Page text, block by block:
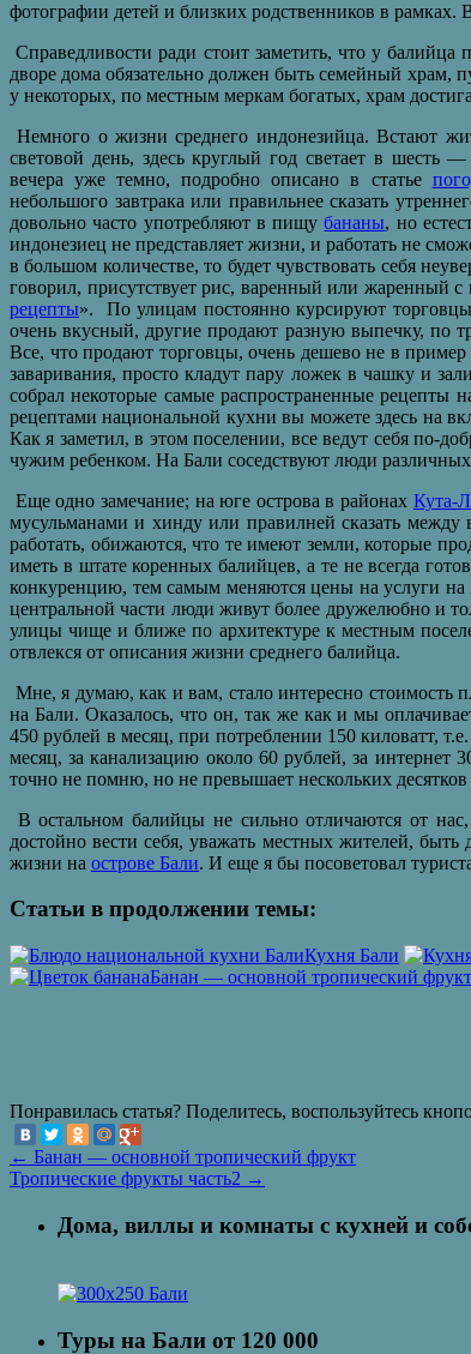
фотографии детей и близких родственников в
Справедливости ради стоит заметить, что у
дворе дома обязательно должен быть семейный храм,
у некоторых, по местным меркам богатых, храм
Немного о жизни среднего индонезийца. Встают
световой день, здесь круглый год светает в шесть
вечера уже темно, подробно описано в статье
небольшого завтрака или правильнее сказать
довольно часто употребляют в пищубананы, но
индонезиец не представляет жизни, и работать не
в большом количестве, то будет чувствовать себя
говорил, присутствует рис, варенный или жаренный
рецепты». По улицам постоянно курсируют торговцы
очень вкусный, другие продают разную выпечку, по
Все, что продают торговцы, очень дешево не в
заваривания, просто кладут пару ложек в чашку и
собрал некоторые самые распространенные рецепты
рецептами национальной кухни вы можете здесь на
Как я заметил, в этом поселении, все ведут себя по-
чужим ребенком. На Бали соседствуют люди
Еще одно замечание; на юге острова в районах Кута-
мусульманами и хинду или правилней сказать
работать, обижаются, что те имеют земли, которые
иметь в штате коренных балийцев, а те не всегда
конкуренцию, тем самым меняются цены на услуги на
центральной части люди живут более дружелюбно и
улицы чище и ближе по архитектуре к местным
отвлекся от описания жизни среднего балийца.
Мне, я думаю, как и вам, стало интересно стоимость
на Бали. Оказалось, что он, так же как и мы
450 рублей в месяц, при потреблении 150 киловатт,
месяц, за канализацию около 60 рублей, за
точно не помню, но не превышает нескольких десятков
В остальном балийцы не сильно отличаются от
достойно вести себя, уважать местных жителей,
жизни на острове Бали. И еще я бы посоветовал
Статьи в продолжении темы:
Кухня Бали
Банан — основной тропический фрукт
Понравилась статья? Поделитесь, воспользуйтесь
← Банан — основной тропический фрукт
Тропические фрукты часть2 →
Дома, виллы и комнаты с кухней и
Туры на Бали от 120 000